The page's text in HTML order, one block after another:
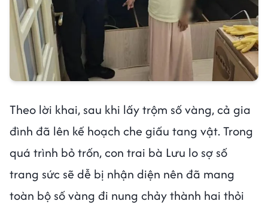
Theo lời khai, sau khi lấy trộm số vàng, cả gia
đình đã lên kế hoạch che giấu tang vật. Trong
quá trình bỏ trốn, con trai bà Lưu lo sợ số
trang sức sẽ dễ bị nhận diện nên đã mang
toàn bộ số vàng đi nung chảy thành hai thỏi